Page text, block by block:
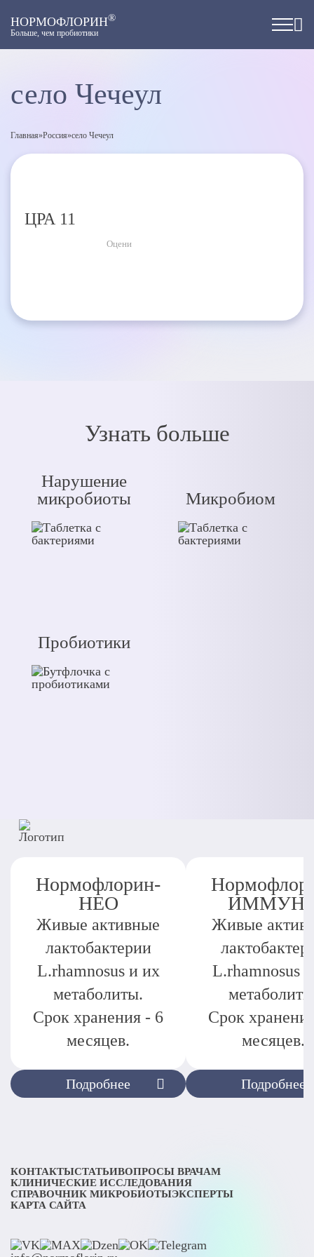
НОРМОФЛОРИН®
Больше, чем пробиотики
село Чечеул
Главная»Россия»село Чечеул
ЦРА 11
Оцени
Узнать больше
Нарушение
микробиоты
Микробиом
Пробиотики
Подробнее
Нормофлорин-
НЕО
Живые активные
лактобактерии
L.rhamnosus и их
метаболиты.
Срок хранения - 6
месяцев.
Подробнее
Живые
L.rhamnosus
Срок
месяцев.
КОНТАКТЫСТАТЬИВОПРОСЫ ВРАЧАМ
КЛИНИЧЕСКИЕ ИССЛЕДОВАНИЯ
СПРАВОЧНИК МИКРОБИОТЫЭКСПЕРТЫ
КАРТА САЙТА